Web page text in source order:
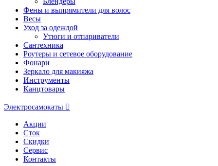
Фены и выпрямители для волос
Весы
Уход за одеждой
Утюги и отпариватели
Сантехника
Роутеры и сетевое оборудование
Фонари
Зеркало для макияжа
Инструменты
Канцтовары
Электросамокаты
Акции
Сток
Скидки
Сервис
Контакты